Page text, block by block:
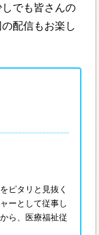
でも皆さんの
配信もお楽し
ピタリと見抜く
ーとして従事し
ら、医療福祉従